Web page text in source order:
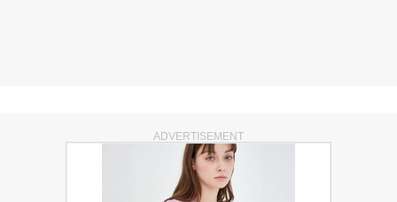
ADVERTISEMENT